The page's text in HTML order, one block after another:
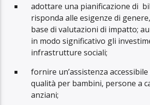
adottare una pianificazione di
risponda alle esigenze di
base di valutazioni di impatto;
in modo significativo gli
infrastrutture sociali;
fornire un’assistenza accessibile
qualità per bambini, persone a
anziani;